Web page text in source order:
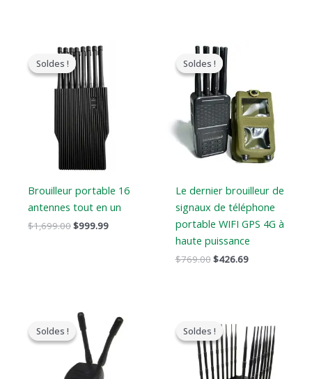
Soldes !
Soldes !
Brouilleur portable 16
antennes tout en un
$1,699.00
Le
prix
original
était
:
$1,699.00.
$999.99
:
$999.99.
Soldes !
Soldes !
Le dernier brouilleur de
signaux de téléphone
portable WIFI GPS 4G à
haute puissance
$769.00
Le
prix
original
était
:
$769.00.
$426.69
:
$426.69.
Soldes !
Soldes !
prix
original
était
$119.00.
actuel
est
$79.99.
Soldes !
Soldes !
prix
original
était
:
$1,799.00.
prix
actuel
est
:
$1,219.99.